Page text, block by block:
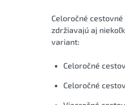
Celoročné
zdržiavajú aj
variant:
Celoročné
Celoročné